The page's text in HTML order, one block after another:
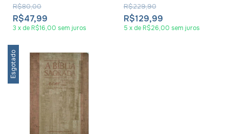
R$47,99
R$80,00
3 x de R$16,00 sem juros
R$129,99
R$229,90
5 x de R$26,00 sem juros
Esgotado